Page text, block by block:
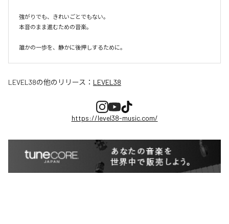
強がりでも、きれいごとでもない。
本音のまま進むための音楽。
誰かの一歩を、静かに後押しするために。
LEVEL38の他のリリース： LEVEL38
https://level38-music.com/